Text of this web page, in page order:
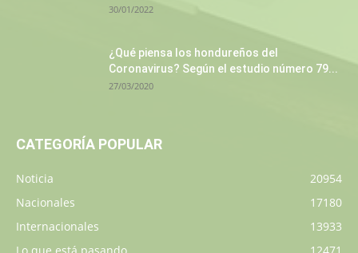
30/01/2022
¿Qué piensa los hondureños del
Coronavirus? Según el estudio número 79...
27/03/2020
CATEGORÍA POPULAR
Noticia
20954
Nacionales
17180
Internacionales
13933